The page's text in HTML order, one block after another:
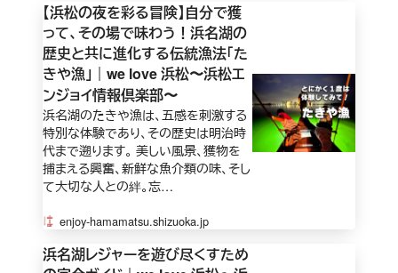
【浜松の夜を彩る冒険】自分で獲
って、その場で味わう！浜名湖の
歴史と共に進化する伝統漁法「た
きや漁」｜we love 浜松〜浜松エ
ンジョイ情報倶楽部〜
浜名湖のたきや漁は、五感を刺激する
特別な体験であり、その歴史は明治時
代まで遡ります。 美しい風景、獲物を
捕まえる興奮、新鮮な魚介類の味、そし
て大切な人との絆。忘…
enjoy-hamamatsu.shizuoka.jp
浜名湖レジャーを遊び尽くすため